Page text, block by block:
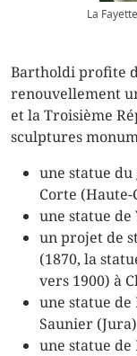
La
Bartholdi profite
renouvellement
et la Troisième
sculptures
une statue du
Corte (Haute-
une statue de
un projet de
(1870, la
vers 1900) à
une statue de
Saunier
une statue